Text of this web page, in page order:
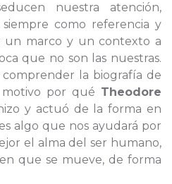
nuestra atención,
como referencia y
un marco y un contexto a
que no son las nuestras.
la biografía de
por qué Theodore
y actuó de la forma en
algo que nos ayudará por
el alma del ser humano,
que se mueve, de forma